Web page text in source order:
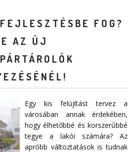
FOG?
AZ ÚJ
Egy kis felújítást tervez a
városában annak érdekében,
hogy élhetőbbé és korszerűbbé
tegye a lakói számára? Az
apróbb változtatások is tudnak